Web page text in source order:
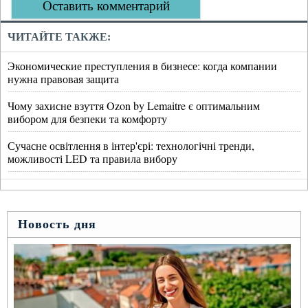
Оставить комментарий
ЧИТАЙТЕ ТАКЖЕ:
Экономические преступления в бизнесе: когда компании
нужна правовая защита
Чому захисне взуття Ozon by Lemaitre є оптимальним
вибором для безпеки та комфорту
Сучасне освітлення в інтер'єрі: технологічні тренди,
можливості LED та правила вибору
Новость дня